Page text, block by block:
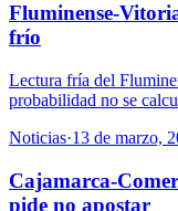
Fluminense-
frío
Lectura fría del
probabilidad no se
Noticias·13 de marzo,
Cajamarca-
pide no apostar